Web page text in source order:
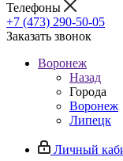
Телефоны
+7 (473) 290-50-05
Заказать звонок
Воронеж
Назад
Города
Воронеж
Липецк
Личный